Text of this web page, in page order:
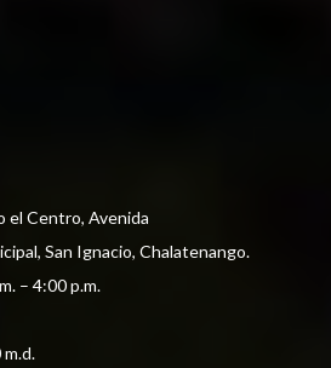
el Centro, Avenida
San Ignacio, Chalatenango.
– 4:00 p.m.
m.d.